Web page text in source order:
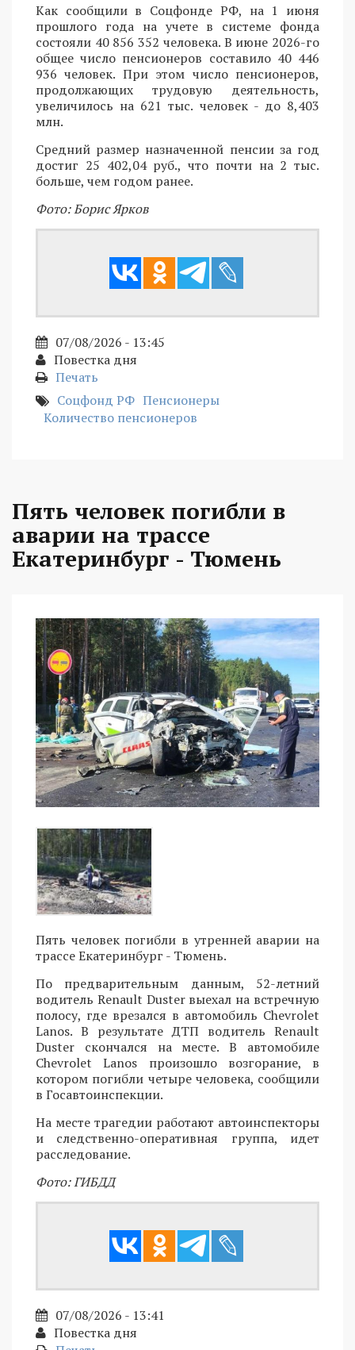
Как сообщили в Соцфонде РФ, на 1 июня
прошлого года на учете в системе фонда
состояли 40 856 352 человека. В июне 2026-го
общее число пенсионеров составило 40 446
936 человек. При этом число пенсионеров,
продолжающих трудовую деятельность,
увеличилось на 621 тыс. человек - до 8,403
млн.
Средний размер назначенной пенсии за год
достиг 25 402,04 руб., что почти на 2 тыс.
больше, чем годом ранее.
Фото: Борис Ярков
07/08/2026 - 13:45
Повестка дня
Печать
Соцфонд РФ Пенсионеры
Количество пенсионеров
Пять человек погибли в
аварии на трассе
Екатеринбург - Тюмень
Пять человек погибли в утренней аварии на
трассе Екатеринбург - Тюмень.
По предварительным данным, 52-летний
водитель Renault Duster выехал на встречную
полосу, где врезался в автомобиль Chevrolet
Lanos. В результате ДТП водитель Renault
Duster скончался на месте. В автомобиле
Chevrolet Lanos произошло возгорание, в
котором погибли четыре человека, сообщили
в Госавтоинспекции.
На месте трагедии работают автоинспекторы
и следственно-оперативная группа, идет
расследование.
Фото: ГИБДД
07/08/2026 - 13:41
Повестка дня